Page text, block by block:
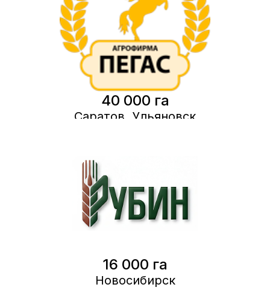
40 000 га
Саратов, Ульяновск
16 000 га
Новосибирск